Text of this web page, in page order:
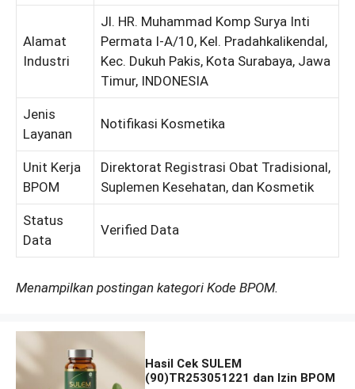
Alamat
Industri
Jl. HR. Muhammad Komp Surya Inti
Permata I-A/10, Kel. Pradahkalikendal,
Kec. Dukuh Pakis, Kota Surabaya, Jawa
Timur, INDONESIA
Jenis
Layanan
Notifikasi Kosmetika
Unit Kerja
BPOM
Direktorat Registrasi Obat Tradisional,
Suplemen Kesehatan, dan Kosmetik
Status
Data
Verified Data
Menampilkan postingan kategori Kode BPOM.
Hasil Cek SULEM
(90)TR253051221 dan Izin BPOM